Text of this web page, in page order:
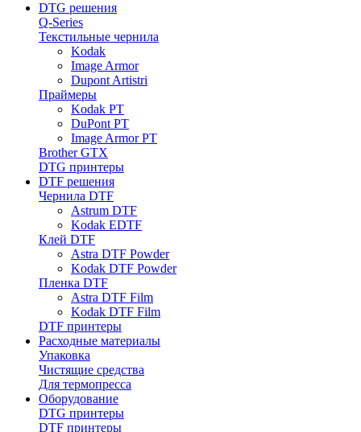
DTG решения
Q-Series
Текстильные чернила
Kodak
Image Armor
Dupont Artistri
Праймеры
Kodak PT
DuPont PT
Image Armor PT
Brother GTX
DTG принтеры
DTF решения
Чернила DTF
Astrum DTF
Kodak EDTF
Клей DTF
Astra DTF Powder
Kodak DTF Powder
Пленка DTF
Astra DTF Film
Kodak DTF Film
DTF принтеры
Расходные материалы
Упаковка
Чистящие средства
Для термопресса
Оборудование
DTG принтеры
DTF принтеры